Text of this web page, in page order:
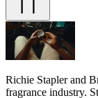
Richie Stapler and
fragrance industry.